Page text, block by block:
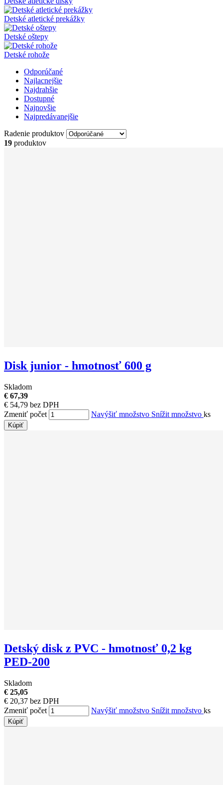
Detské atletické prekážky
Detské oštepy
Detské rohože
Odporúčané
Najlacnejšie
Najdrahšie
Dostupné
Najnovšie
Najpredávanejšie
Radenie produktov
19 produktov
Disk junior - hmotnosť 600 g
Skladom
€ 67,39
€ 54,79 bez DPH
Zmeniť počet
Navýšiť množstvo Snížit množstvo ks
Kúpiť
Detský disk z PVC - hmotnosť 0,2 kg
PED-200
Skladom
€ 25,05
€ 20,37 bez DPH
Zmeniť počet
Navýšiť množstvo Snížit množstvo ks
Kúpiť